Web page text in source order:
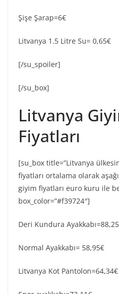
Şişe Şarap=6€
Litvanya 1.5 Litre Su= 0,65€
[/su_spoiler]
[/su_box]
Litvanya
Fiyatları
[su_box title=”Litvanya
fiyatları ortalama olarak
giyim fiyatları euro kuru ile
box_color=”#f39724″]
Deri Kundura
Normal Ayakkabı= 58,95€
Litvanya Kot Pantolon=64,34€